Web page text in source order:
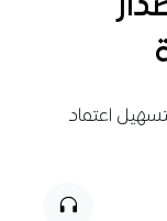
الأبوستيل ابتداء من 9 جويلية لتسهيل اعتماد